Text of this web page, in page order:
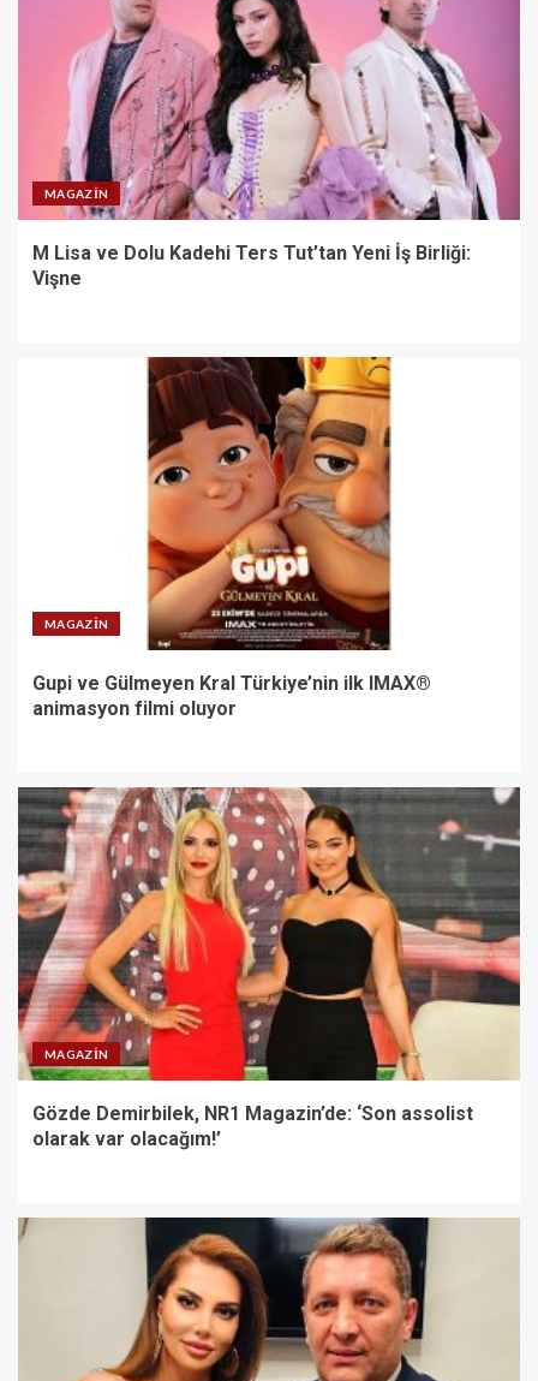
MAGAZIN
M Lisa ve Dolu Kadehi Ters Tut’tan Yeni İş Birliği:
Vişne
MAGAZIN
Gupi ve Gülmeyen Kral Türkiye’nin ilk IMAX®
animasyon filmi oluyor
MAGAZIN
Gözde Demirbilek, NR1 Magazin’de: ‘Son assolist
olarak var olacağım!’